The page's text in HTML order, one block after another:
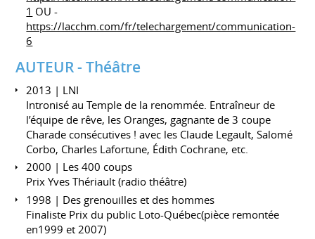
1 OU -
https://lacchm.com/fr/telechargement/communication-
6
AUTEUR - Théâtre
2013 | LNI
Intronisé au Temple de la renommée. Entraîneur de
l’équipe de rêve, les Oranges, gagnante de 3 coupe
Charade consécutives ! avec les Claude Legault, Salomé
Corbo, Charles Lafortune, Édith Cochrane, etc.
2000 | Les 400 coups
Prix Yves Thériault (radio théâtre)
1998 | Des grenouilles et des hommes
Finaliste Prix du public Loto-Québec(pièce remontée
en1999 et 2007)